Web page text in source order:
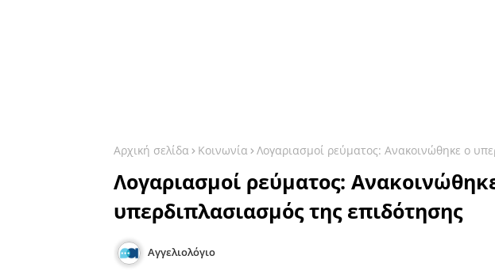
Αρχική σελίδα Κοινωνία Λογαριασμοί ρεύματος: Ανακοινώθηκε ο
Λογαριασμοί ρεύματος:
υπερδιπλασιασμός της επιδότησης
Αγγελιολόγιο